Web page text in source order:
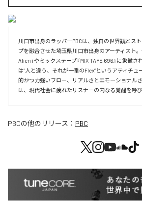
川口市出身のラッパーPBCは、独自の世界観とス
プを融合させた埼玉県川口市出身のアーティスト
Alien」やミックステープ『MIX TAPE 696』に象徴
は“人と違う、それが一番のFlex”というアティチ
的かつ力強いフロー、リアルさとエモーショナル
は、現代社会に疲れたリスナーの内なる覚醒を呼び
PBCの他のリリース： PBC